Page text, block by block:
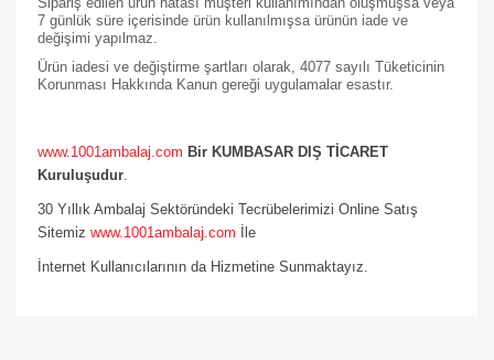
7 günlük süre içerisinde ürün kullanılmışsa ürünün iade ve
değişimi yapılmaz.
Ürün iadesi ve değiştirme şartları olarak, 4077 sayılı Tüketicinin
Korunması Hakkında Kanun gereği uygulamalar esastır.
www.1001ambalaj.com Bir KUMBASAR DIŞ TİCARET
Kuruluşudur
30 Yıllık Ambalaj Sektöründeki Tecrübelerimizi Online Satış
Sitemiz www.1001ambalaj.com İle
İnternet Kullanıcılarının da Hizmetine Sunmaktayız.